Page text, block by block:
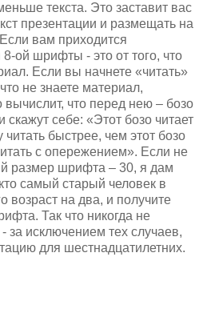
текста. Это заставит вас
презентации и размещать на
вам приходится
ой шрифты - это от того, что
Если вы начнете «читать»
не знаете материал,
вычислит, что перед нею – бозо
себе: «Этот бозо читает
читать быстрее, чем этот бозо
с опережением». Если не
размер шрифта – 30, я дам
самый старый человек в
возраст на два, и получите
Так что никогда не
за исключением тех случаев,
для шестнадцатилетних.